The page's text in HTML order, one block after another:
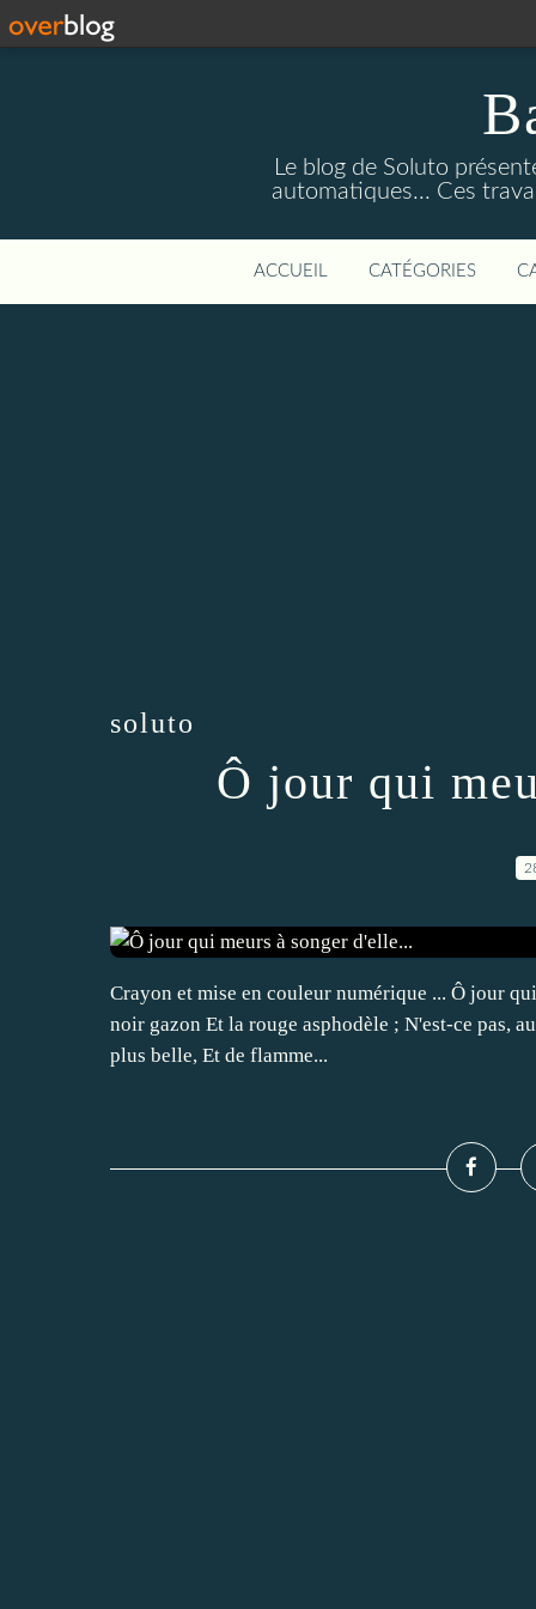
Le blog de Soluto
automatiques... Ces
ACCUEIL CATÉGORIES
soluto
Ô jour qui
Crayon et mise en couleur numérique ... Ô jour
noir gazon Et la rouge asphodèle ; N'est-ce pas,
plus belle, Et de flamme...